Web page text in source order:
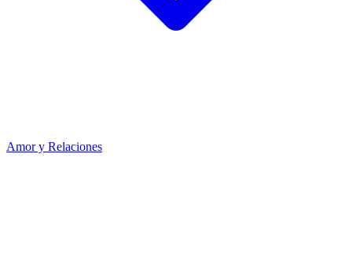
Amor y Relaciones